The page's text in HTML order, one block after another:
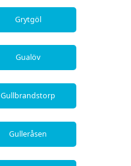
Grytgöl
Gualöv
Gullbrandstorp
Gulleråsen